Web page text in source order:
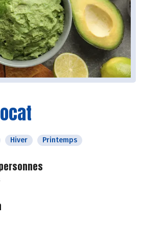
Hiver Printemps